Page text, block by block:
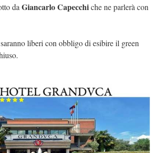
da Giancarlo Capecchiche ne parlerà con
liberi con obbligo di esibire il green